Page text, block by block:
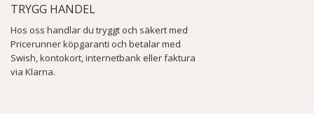
TRYGG HANDEL
Hos oss handlar du tryggt och säkert med
Pricerunner köpgaranti och betalar med
Swish, kontokort, internetbank eller faktura
via Klarna.